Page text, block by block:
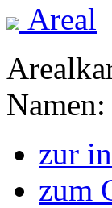
Namen:
zur
zum